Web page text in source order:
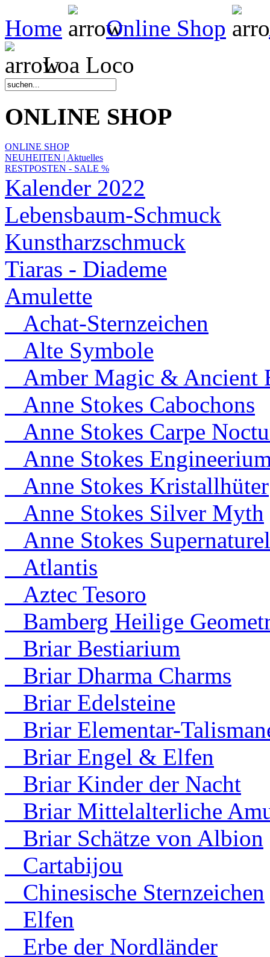
Home Online Shop
Loa Loco
ONLINE SHOP
ONLINE SHOP
NEUHEITEN | Aktuelles
RESTPOSTEN - SALE %
Kalender 2022
Lebensbaum-Schmuck
Kunstharzschmuck
Tiaras - Diademe
Amulette
Achat-Sternzeichen
Alte Symbole
Amber Magic & Ancient
Anne Stokes Cabochons
Anne Stokes Carpe
Anne Stokes
Anne Stokes Kristallhüter
Anne Stokes Silver Myth
Anne Stokes
Atlantis
Aztec Tesoro
Bamberg Heilige
Briar Bestiarium
Briar Dharma Charms
Briar Edelsteine
Briar Elementar-
Briar Engel & Elfen
Briar Kinder der Nacht
Briar Mittelalterliche
Briar Schätze von Albion
Cartabijou
Chinesische Sternzeichen
Elfen
Erbe der Nordländer